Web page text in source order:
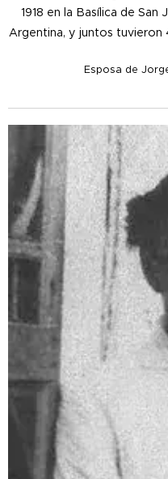
1918 en la Basílica de
Argentina, y juntos tuvieron
Esposa de